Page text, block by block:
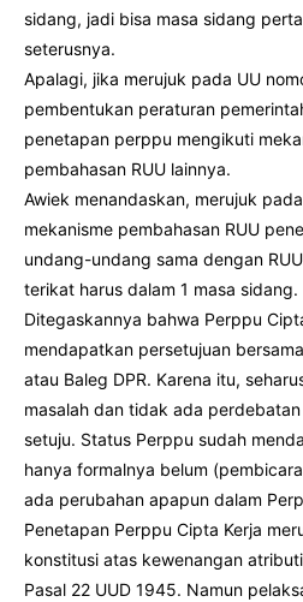
sidang, jadi bisa masa sidang
seterusnya.
Apalagi, jika merujuk pada UU
pembentukan peraturan
penetapan perppu mengikuti
pembahasan RUU lainnya.
Awiek menandaskan, merujuk
mekanisme pembahasan RUU
undang-undang sama dengan
terikat harus dalam 1 masa sidang.
Ditegaskannya bahwa Perppu
mendapatkan persetujuan
atau Baleg DPR. Karena itu,
masalah dan tidak ada
setuju. Status Perppu sudah
hanya formalnya belum
ada perubahan apapun dalam
Penetapan Perppu Cipta Kerja
konstitusi atas kewenangan
Pasal 22 UUD 1945. Namun